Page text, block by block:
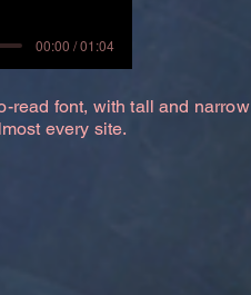
00:00 / 01:04
read font, with tall and narrow
every site.